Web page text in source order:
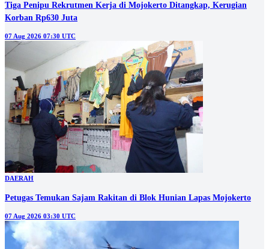
Tiga Penipu Rekrutmen Kerja di Mojokerto Ditangkap, Kerugian
Korban Rp630 Juta
07 Aug 2026 07:30 UTC
DAERAH
Petugas Temukan Sajam Rakitan di Blok Hunian Lapas Mojokerto
07 Aug 2026 03:30 UTC